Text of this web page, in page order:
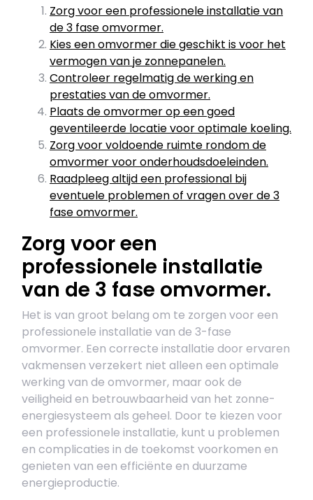
Zorg voor een professionele installatie van
de 3 fase omvormer.
Kies een omvormer die geschikt is voor het
vermogen van je zonnepanelen.
Controleer regelmatig de werking en
prestaties van de omvormer.
Plaats de omvormer op een goed
geventileerde locatie voor optimale koeling.
Zorg voor voldoende ruimte rondom de
omvormer voor onderhoudsdoeleinden.
Raadpleeg altijd een professional bij
eventuele problemen of vragen over de 3
fase omvormer.
Zorg voor een
professionele installatie
van de 3 fase omvormer.
Het is van groot belang om te zorgen voor een
professionele installatie van de 3-fase
omvormer. Een correcte installatie door ervaren
vakmensen verzekert niet alleen een optimale
werking van de omvormer, maar ook de
veiligheid en betrouwbaarheid van het zonne-
energiesysteem als geheel. Door te kiezen voor
een professionele installatie, kunt u problemen
en complicaties in de toekomst voorkomen en
genieten van een efficiënte en duurzame
energieproductie.